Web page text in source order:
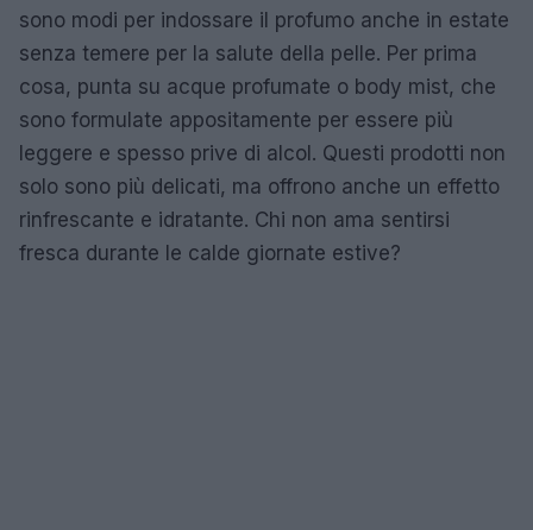
sono modi per indossare il profumo anche in estate
senza temere per la salute della pelle. Per prima
cosa, punta su acque profumate o body mist, che
sono formulate appositamente per essere più
leggere e spesso prive di alcol. Questi prodotti non
solo sono più delicati, ma offrono anche un effetto
rinfrescante e idratante. Chi non ama sentirsi
fresca durante le calde giornate estive?